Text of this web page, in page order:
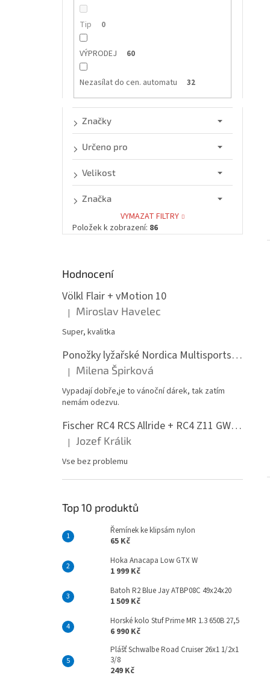
Tip 0
VÝPRODEJ 60
Nezasílat do cen. automatu 32
Značky
Určeno pro
Velikost
Značka
VYMAZAT FILTRY
Položek k zobrazení: 86
Hodnocení
Völkl Flair + vMotion 10
Hodnocení produktu je 5 z 5 hvězdiček.
| Miroslav Havelec
Super, kvalitka
Ponožky lyžařské Nordica Multisports Winter dvojbalení
Hodnocení produktu je 5 z 5 hvězdiček.
| Milena Špirková
Vypadají dobře,je to vánoční dárek, tak zatím
nemám odezvu.
Fischer RC4 RCS Allride + RC4 Z11 GW PR
Hodnocení produktu je 5 z 5 hvězdiček.
| Jozef Králik
Vse bez problemu
Top 10 produktů
Řemínek ke klipsám nylon
65 Kč
Hoka Anacapa Low GTX W
1 999 Kč
Batoh R2 Blue Jay ATBP08C 49x24x20
1 509 Kč
Horské kolo Stuf Prime MR 1.3 650B 27,5
6 990 Kč
Plášť Schwalbe Road Cruiser 26x1 1/2x1
3/8
249 Kč